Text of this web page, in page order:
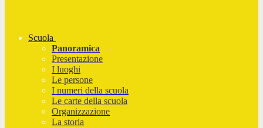
Scuola
Panoramica
Presentazione
I luoghi
Le persone
I numeri della scuola
Le carte della scuola
Organizzazione
La storia